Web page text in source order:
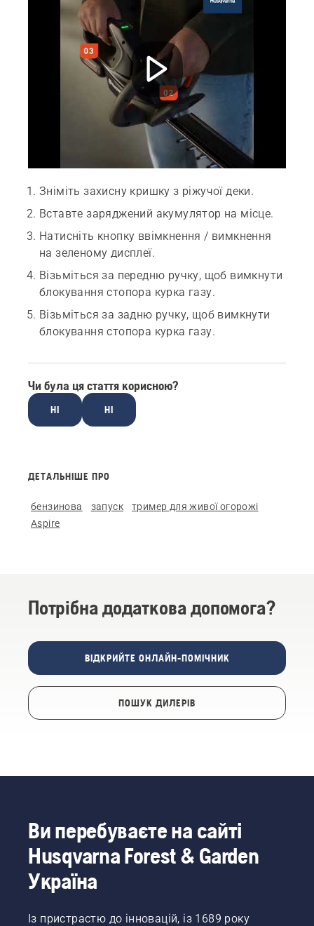
Зніміть захисну кришку з ріжучої деки.
Вставте заряджений акумулятор на місце.
Натисніть кнопку ввімкнення / вимкнення
на зеленому дисплеї.
Візьміться за передню ручку, щоб вимкнути
блокування стопора курка газу.
Візьміться за задню ручку, щоб вимкнути
блокування стопора курка газу.
Чи була ця стаття корисною?
НІ НІ
ДЕТАЛЬНІШЕ ПРО
бензинова запуск
тример для живої огорожі
Aspire
Потрібна додаткова допомога?
ВІДКРИЙТЕ ОНЛАЙН-ПОМІЧНИК
ПОШУК ДИЛЕРІВ
Ви перебуваєте на сайті
Husqvarna Forest & Garden
Україна
Із пристрастю до інновацій, із 1689 року